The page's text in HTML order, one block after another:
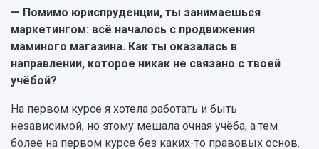
— Помимо юриспруденции, ты занимаешься
маркетингом: всё началось с продвижения
маминого магазина. Как ты оказалась в
направлении, которое никак не связано с твоей
учёбой?
На первом курсе я хотела работать и быть
независимой, но этому мешала очная учёба, а тем
более на первом курсе без каких-то правовых основ.